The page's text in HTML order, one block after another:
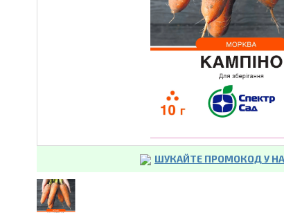
ШУКАЙТЕ ПРОМОКОД У